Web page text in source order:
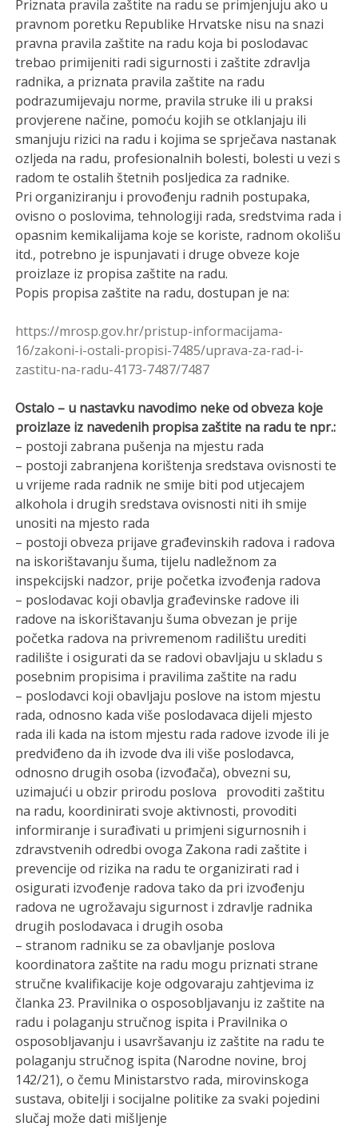
Priznata pravila zaštite na radu se primjenjuju ako u
pravnom poretku Republike Hrvatske nisu na snazi
pravna pravila zaštite na radu koja bi poslodavac
trebao primijeniti radi sigurnosti i zaštite zdravlja
radnika, a priznata pravila zaštite na radu
podrazumijevaju norme, pravila struke ili u praksi
provjerene načine, pomoću kojih se otklanjaju ili
smanjuju rizici na radu i kojima se sprječava nastanak
ozljeda na radu, profesionalnih bolesti, bolesti u vezi s
radom te ostalih štetnih posljedica za radnike.
Pri organiziranju i provođenju radnih postupaka,
ovisno o poslovima, tehnologiji rada, sredstvima rada i
opasnim kemikalijama koje se koriste, radnom okolišu
itd., potrebno je ispunjavati i druge obveze koje
proizlaze iz propisa zaštite na radu.
Popis propisa zaštite na radu, dostupan je na:
https://mrosp.gov.hr/pristup-informacijama-
16/zakoni-i-ostali-propisi-7485/uprava-za-rad-i-
zastitu-na-radu-4173-7487/7487
Ostalo – u nastavku navodimo neke od obveza koje
proizlaze iz navedenih propisa zaštite na radu te npr.:
– postoji zabrana pušenja na mjestu rada
– postoji zabranjena korištenja sredstava ovisnosti te
u vrijeme rada radnik ne smije biti pod utjecajem
alkohola i drugih sredstava ovisnosti niti ih smije
unositi na mjesto rada
– postoji obveza prijave građevinskih radova i radova
na iskorištavanju šuma, tijelu nadležnom za
inspekcijski nadzor, prije početka izvođenja radova
– poslodavac koji obavlja građevinske radove ili
radove na iskorištavanju šuma obvezan je prije
početka radova na privremenom radilištu urediti
radilište i osigurati da se radovi obavljaju u skladu s
posebnim propisima i pravilima zaštite na radu
– poslodavci koji obavljaju poslove na istom mjestu
rada, odnosno kada više poslodavaca dijeli mjesto
rada ili kada na istom mjestu rada radove izvode ili je
predviđeno da ih izvode dva ili više poslodavca,
odnosno drugih osoba (izvođača), obvezni su,
uzimajući u obzir prirodu poslova provoditi zaštitu
na radu, koordinirati svoje aktivnosti, provoditi
informiranje i surađivati u primjeni sigurnosnih i
zdravstvenih odredbi ovoga Zakona radi zaštite i
prevencije od rizika na radu te organizirati rad i
osigurati izvođenje radova tako da pri izvođenju
radova ne ugrožavaju sigurnost i zdravlje radnika
drugih poslodavaca i drugih osoba
– stranom radniku se za obavljanje poslova
koordinatora zaštite na radu mogu priznati strane
stručne kvalifikacije koje odgovaraju zahtjevima iz
članka 23. Pravilnika o osposobljavanju iz zaštite na
radu i polaganju stručnog ispita i Pravilnika o
osposobljavanju i usavršavanju iz zaštite na radu te
polaganju stručnog ispita (Narodne novine, broj
142/21), o čemu Ministarstvo rada, mirovinskoga
sustava, obitelji i socijalne politike za svaki pojedini
slučaj može dati mišljenje